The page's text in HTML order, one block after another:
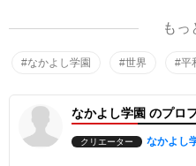
※選ぶ色によっては、文字が見
※この商品の売上げは、なかよもっ
#なかよし学園 #世界 #平
なかよし学園 のプロ
クリエーター なかよし